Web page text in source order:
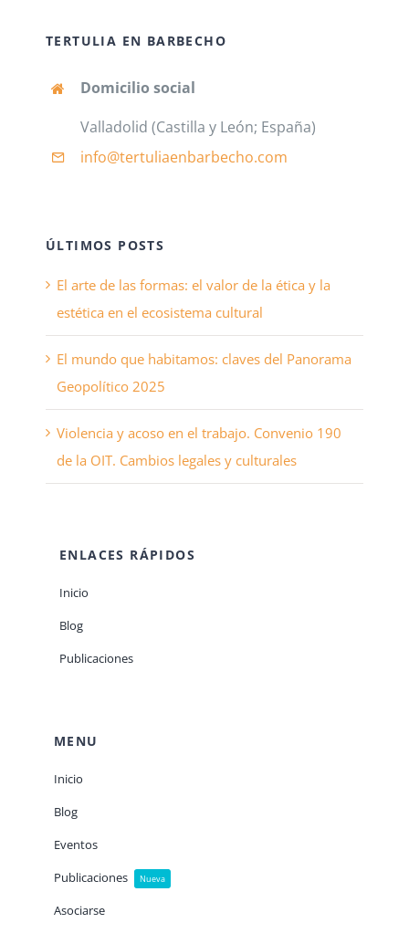
TERTULIA EN BARBECHO
Domicilio social
Valladolid (Castilla y León; España)
info@tertuliaenbarbecho.com
ÚLTIMOS POSTS
El arte de las formas: el valor de la ética y la
estética en el ecosistema cultural
El mundo que habitamos: claves del Panorama
Geopolítico 2025
Violencia y acoso en el trabajo. Convenio 190
de la OIT. Cambios legales y culturales
ENLACES RÁPIDOS
Inicio
Blog
Publicaciones
MENU
Inicio
Blog
Eventos
Publicaciones
Nueva
Asociarse